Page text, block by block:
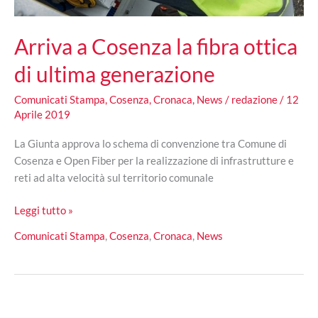
Arriva a Cosenza la fibra ottica
di ultima generazione
Comunicati Stampa Cosenza Cronaca News / redazione / 12
Aprile 2019
La Giunta approva lo schema di convenzione tra Comune di
Cosenza e Open Fiber per la realizzazione di infrastrutture e
reti ad alta velocità sul territorio comunale
Arriva
Cosenza
fibra
Leggi tutto »
Comunicati Stampa,Cosenza,Cronaca, News